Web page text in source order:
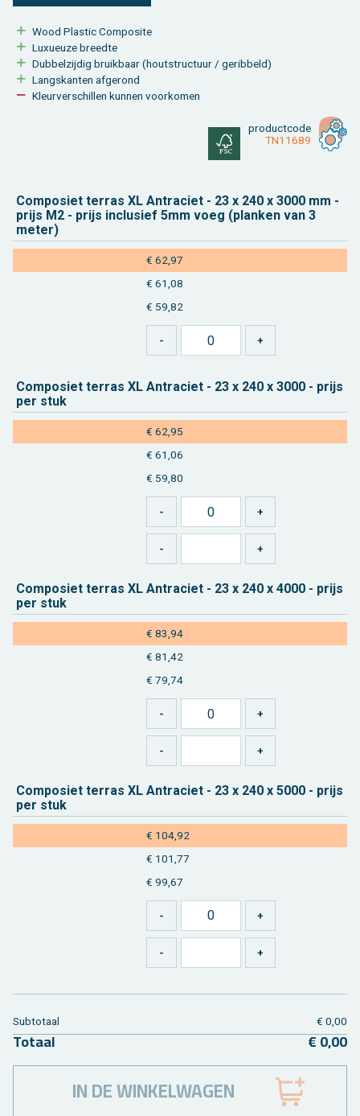
Wood Plas­tic Com­po­si­te
Luxu­eu­ze breed­te
Dub­bel­zij­dig bruik­baar (hout­struc­tuur / ge­rib­beld)
Langs­kan­ten af­ge­rond
Kleur­ver­schil­len kun­nen voor­ko­men
product­code
TN11689
Com­po­siet ter­ras XL An­tra­ciet - 23 x 240 x 3000 mm -
prijs M2 - prijs in­clu­sief 5mm voeg (plan­ken van 3
meter)
€ 62,97
€ 61,08
€ 59,82
Com­po­siet ter­ras XL An­tra­ciet - 23 x 240 x 3000 - prijs
per stuk
€ 62,95
€ 61,06
€ 59,80
Com­po­siet ter­ras XL An­tra­ciet - 23 x 240 x 4000 - prijs
per stuk
€ 83,94
€ 81,42
€ 79,74
Com­po­siet ter­ras XL An­tra­ciet - 23 x 240 x 5000 - prijs
per stuk
€ 104,92
€ 101,77
€ 99,67
Sub­to­taal € 0,00
To­taal € 0,00
IN DE WINKELWAGEN